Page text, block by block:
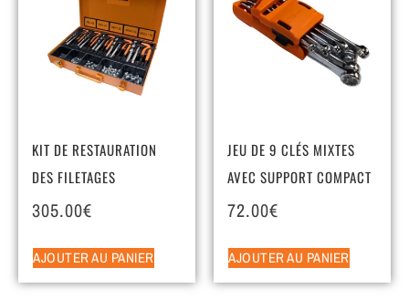
KIT DE RESTAURATION
DES FILETAGES
305.00€
AJOUTER AU PANIER
JEU DE 9 CLÉS MIXTES
AVEC SUPPORT COMPACT
72.00€
AJOUTER AU PANIER